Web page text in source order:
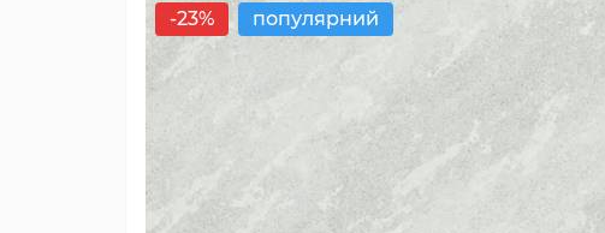
-23% популярний